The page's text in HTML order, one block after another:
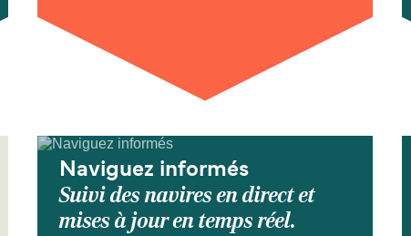
Naviguez informés
Suivi des navires en direct et
mises à jour en temps réel.